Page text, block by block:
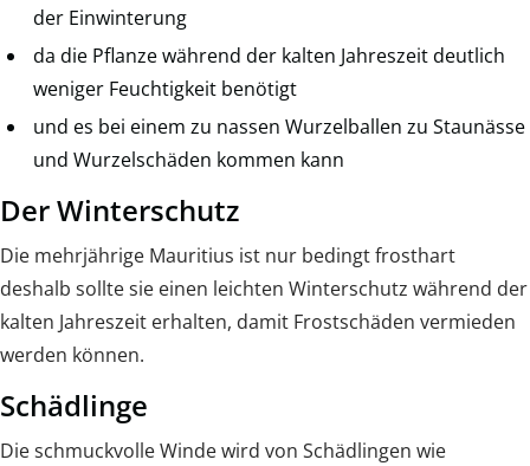
der Einwinterung
da die Pflanze während der kalten Jahreszeit deutlich
weniger Feuchtigkeit benötigt
und es bei einem zu nassen Wurzelballen zu Staunässe
und Wurzelschäden kommen kann
Der Winterschutz
Die mehrjährige Mauritius ist nur bedingt frosthart
deshalb sollte sie einen leichten Winterschutz während der
kalten Jahreszeit erhalten, damit Frostschäden vermieden
werden können.
Schädlinge
Die schmuckvolle Winde wird von Schädlingen wie